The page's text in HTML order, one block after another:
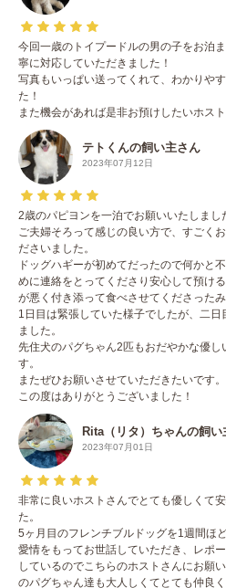
今回一歳のトイプードルの男の子をお泊
寧に対応していただきました！
写真もいっぱい送ってくれて、わかりや
た！
また機会があれば是非お預けしたいホスト
テトくんの飼い主さん
2023年07月12日
2歳のパピヨンを一泊でお願いいたしまし
ご夫婦そろって感じの良い方で、すごく
ださいました。
ドッグハギーが初めてだったので何かと
めに連絡をとってくださり安心して預け
が悪く付き添って食べさせてくださった
1日目は緊張していた様子でしたが、二
ました。
先住犬のパグちゃん2匹もおだやかな優
す。
またぜひお願いさせていただきたいです。
この度はありがとうございました！
Rita（リタ）ちゃんの飼い
2023年07月01日
非常に良いホストさんでとても優しくて
た。
5ヶ月目のフレンチブルドッグを1週間ほ
愛情をもってお世話していただき、レポ
しているのでこちらのホストさんにお願
のパグちゃん達も大人しくてとても仲良く